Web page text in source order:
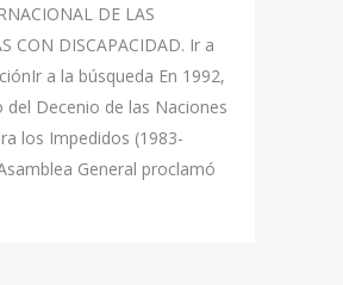
DE LAS
CON DISCAPACIDAD. Ir a
a la búsqueda En 1992,
del Decenio de las Naciones
los Impedidos (1983-
General proclamó